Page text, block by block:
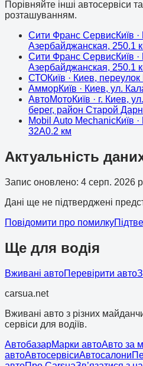
Порівняйте інші автосервіси
розташуванням.
Сити Франс СервисКиїв
Азербайджанская, 250.1
Сити Франс СервисКиїв
Азербайджанская, 250.1
СТОКиїв · Киев,
АмморКиїв · Киев, ул.
АвтоМотоКиїв · г. Киев,
берег, район Старой
Mobil Auto MechanicКиїв
32А0.2 км
Актуальність
Запис оновлено: 4 серп. 2026
Дані ще не підтверджені
Повідомити про помилку
Ще для водія
Вживані автоПеревірити авто
carsua.net
Вживані авто з різних
сервіси для водіїв.
АвтобазарМарки автоАвто за
автоАвтосервісиАвтосалони